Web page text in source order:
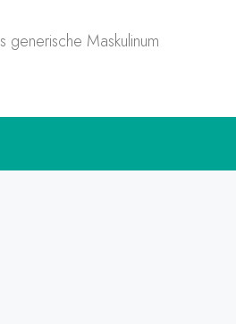
generische Maskulinum